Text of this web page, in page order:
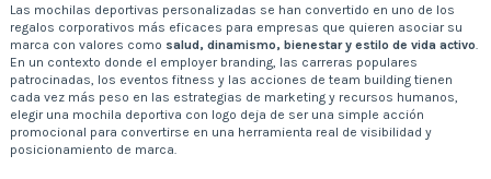
Las mochilas deportivas personalizadas se han convertido en uno de los
regalos corporativos más eficaces para empresas que quieren asociar su
marca con valores como salud, dinamismo, bienestar y estilo de vida activo
En un contexto donde el employer branding, las carreras populares
patrocinadas, los eventos fitness y las acciones de team building tienen
cada vez más peso en las estrategias de marketing y recursos humanos,
elegir una mochila deportiva con logo deja de ser una simple acción
promocional para convertirse en una herramienta real de visibilidad y
posicionamiento de marca.